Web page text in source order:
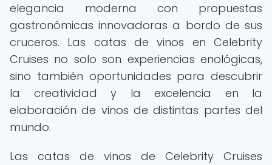
elegancia moderna con propuestas
gastronómicas innovadoras a bordo de sus
cruceros. Las catas de vinos en Celebrity
Cruises no solo son experiencias enológicas,
sino también oportunidades para descubrir
la creatividad y la excelencia en la
elaboración de vinos de distintas partes del
mundo.
Las catas de vinos de Celebrity Cruises